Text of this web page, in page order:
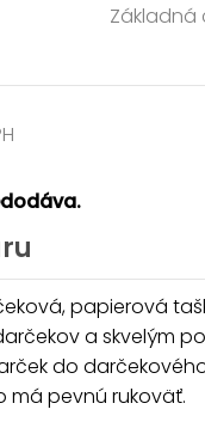
Základná
papierová
a skvelým
do
má pevnú rukoväť.